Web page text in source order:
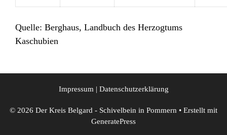
Quelle: Berghaus, Landbuch des Herzogtums
Kaschubien
Impressum | Datenschutzerklärung
© 2026 Der Kreis Belgard - Schivelbein in Pommern • Erstellt mit
GeneratePress